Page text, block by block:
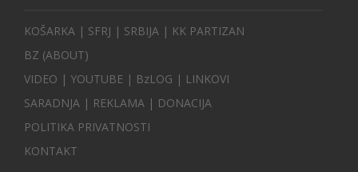
KOŠARKA | SFRJ | SRBIJA | KK PARTIZAN
BZ (ABOUT)
VIDEO | YOUTUBE | BzLOG | LINKOVI
SARADNJA | REKLAMA | DONACIJA
POLITIKA PRIVATNOSTI
KONTAKT